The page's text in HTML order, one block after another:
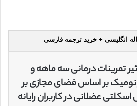
انگلیسی + خرید ترجمه فارسی
تمرینات درمانی سه ماهه و
بر اساس فضای مجازی بر
اسکلتی عضلانی در کاربران رایانه